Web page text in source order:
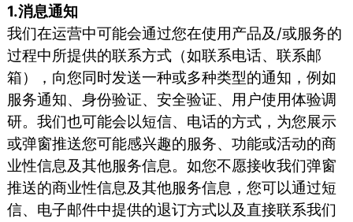
1.消息通知
我们在运营中可能会通过您在使用产品及/或服务的
过程中所提供的联系方式（如联系电话、联系邮
箱），向您同时发送一种或多种类型的通知，例如
服务通知、身份验证、安全验证、用户使用体验调
研。我们也可能会以短信、电话的方式，为您展示
或弹窗推送您可能感兴趣的服务、功能或活动的商
业性信息及其他服务信息。如您不愿接收我们弹窗
推送的商业性信息及其他服务信息，您可以通过短
信、电子邮件中提供的退订方式以及直接联系我们